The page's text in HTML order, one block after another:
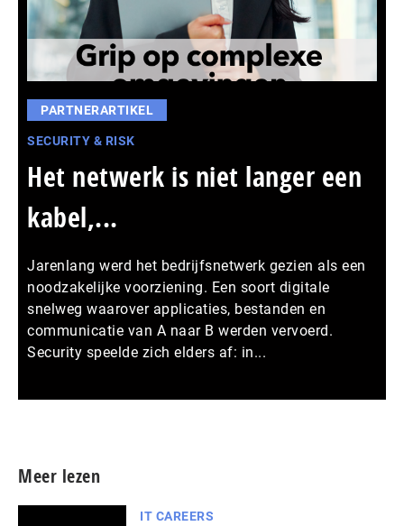
PARTNERARTIKEL
SECURITY & RISK
Het netwerk is niet langer een
kabel,...
Jarenlang werd het bedrijfsnetwerk gezien als een
noodzakelijke voorziening. Een soort digitale
snelweg waarover applicaties, bestanden en
communicatie van A naar B werden vervoerd.
Security speelde zich elders af: in...
Meer lezen
IT CAREERS